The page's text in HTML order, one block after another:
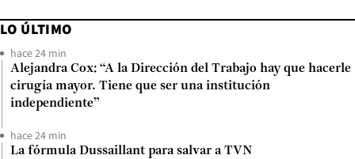
LO ÚLTIMO
hace 24 min
Alejandra Cox: “A la Dirección del Trabajo hay que hacerle
cirugía mayor. Tiene que ser una institución
independiente”
hace 24 min
La fórmula Dussaillant para salvar a TVN